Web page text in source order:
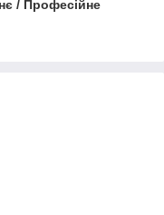
/ Професійне